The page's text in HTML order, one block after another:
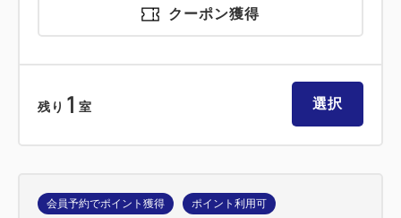
クーポン獲得
残り 1 室 選択
会員予約でポイント獲得 ポイント利用可